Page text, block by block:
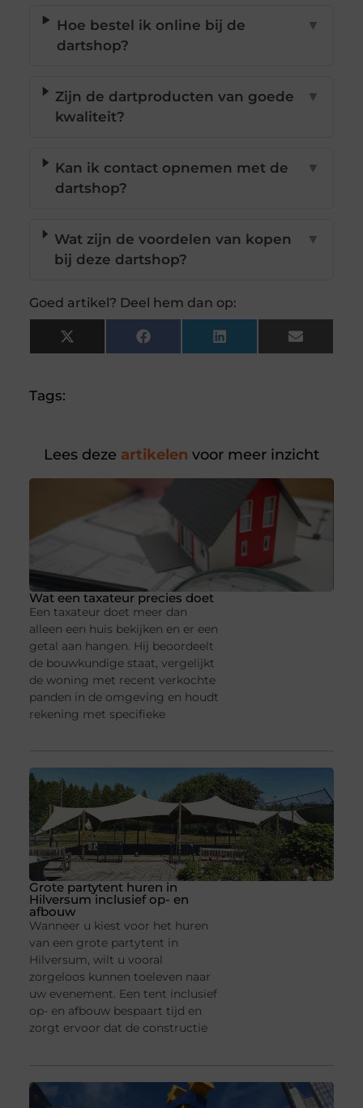
Hoe bestel ik online bij de
dartshop?
▼
Zijn de dartproducten van goede
kwaliteit?
▼
Kan ik contact opnemen met de
dartshop?
▼
Wat zijn de voordelen van kopen
bij deze dartshop?
▼
Goed artikel? Deel hem dan op:
X
(Twitter)
Facebook LinkedIn Email
Tags:
Lees deze artikelen voor meer inzicht
Wat een taxateur precies doet
Een taxateur doet meer dan
alleen een huis bekijken en er een
getal aan hangen. Hij beoordeelt
de bouwkundige staat, vergelijkt
de woning met recent verkochte
panden in de omgeving en houdt
rekening met specifieke
Grote partytent huren in
Hilversum inclusief op- en
afbouw
Wanneer u kiest voor het huren
van een grote partytent in
Hilversum, wilt u vooral
zorgeloos kunnen toeleven naar
uw evenement. Een tent inclusief
op- en afbouw bespaart tijd en
zorgt ervoor dat de constructie